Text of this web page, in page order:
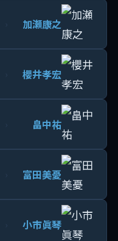
加瀬康之
櫻井孝宏
畠中祐
富田美憂
小市眞琴